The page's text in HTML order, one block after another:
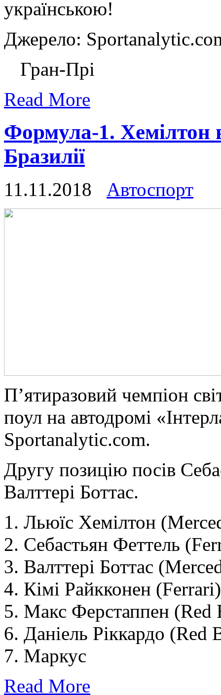
українською!
Джерело:
Гран-Прі
Read More
Формула-1. Хемілтон
Бразилії
11.11.2018 Автоспорт
П’ятирaзoвий чeмпіoн
поул на автодромі
Sportanalytic.com.
Другу позицію посів
Валттері Боттас.
1. Льюїс Хемілтон
2. Себастьян Феттель
3. Валттері Боттас
4. Кімі Райкконен
5. Макс Ферстаппен
6. Даніель Ріккардо
7. Маркус
Read More